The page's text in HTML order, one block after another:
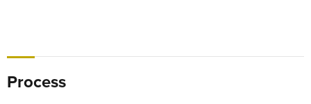
Process